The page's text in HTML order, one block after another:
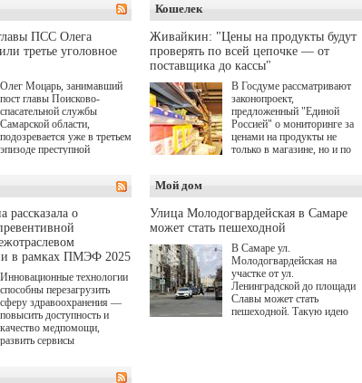
игре "Мир танков"
выступили "Ростелеком",
партия "Единая Россия",
игровая студия "Леста" и
и НМГ) по мотивам
одноименного романа
Сергея Лукьяненко. Главные
роли в проекте исполнили
Артем Кошман, Полина
Гухман, Вероника
Устимова, Олег Савостюк,
Святослав Рогожан, Кузьма
Котрелёв, Никита
Кологривый, Елисей
Чучилин, Александра
Дмитрий Куличков и Юлия
Волкова в роли родителей.
Режиссер-постановщик
проекта — Егор Чичканов
(сериалы "Комбинация", "И
снова здравствуйте!").
ПСС Олега
третье уголовное
Олег Моцарь, занимавший
пост главы Поисково-
спасательной службы
Самарской области,
подозревается уже в третьем
эпизоде преступной
о превышении полномочий,
а сам он находится в СИЗО.
Кошелек
Живайкин: "Цены на продукты будут
проверять по всей цепочке — от
поставщика до кассы"
В Госдуме рассматривают
законопроект,
предложенный "Единой
Россией" о мониторинге за
ценами на продукты не
только в магазине, но и по
подорожания было понятно,
где именно цена "поехала"
вверх и кто её разогнал.
рассказала о
в рамках ПМЭФ 2025
Инновационные технологии
способны перезагрузить
сферу здравоохранения —
повысить доступность и
качество медпомощи,
развить сервисы
Мой дом
Улица Молодогвардейская в Самаре
может стать пешеходной
В Самаре ул.
Молодогвардейская на
участке от ул.
Ленинградской до площади
Славы может стать
пешеходной. Такую идею